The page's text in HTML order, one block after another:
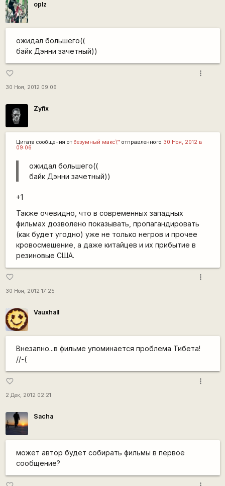
oplz
ожидал большего((
байк Дэнни зачетный))
favorite_border
30 Ноя, 2012 09:06
more_vert
Zyfix
Цитата сообщения от безумный макс\™отправленного 30 Ноя, 2012 в
09:06
ожидал большего((
байк Дэнни зачетный))
+1
Также очевидно, что в современных западных
фильмах дозволено показывать, пропагандировать
(как будет угодно) уже не только негров и прочее
кровосмешение, а даже китайцев и их прибытие в
резиновые США.
favorite_border
30 Ноя, 2012 17:25
more_vert
Vauxhall
Внезапно...в фильме упоминается проблема Тибета!
//-(
favorite_border
2 Дек, 2012 02:21
more_vert
Sacha
может автор будет собирать фильмы в первое
сообщение?